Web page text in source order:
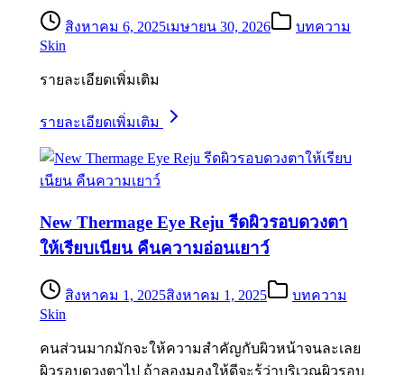
สิงหาคม 6, 2025เมษายน 30, 2026
บทความ
Skin
รายละเอียดเพิ่มเติม
รายละเอียดเพิ่มเติม
New Thermage Eye Reju รีดผิวรอบดวงตา
ให้เรียบเนียน คืนความอ่อนเยาว์
สิงหาคม 1, 2025สิงหาคม 1, 2025
บทความ
Skin
คนส่วนมากมักจะให้ความสำคัญกับผิวหน้าจนละเลย
ผิวรอบดวงตาไป ถ้าลองมองให้ดีจะรู้ว่าบริเวณผิวรอบ